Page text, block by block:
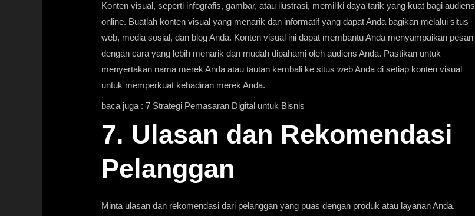
Konten visual, seperti infografis, gambar, atau ilustrasi, memiliki daya tarik yang kuat bagi audiens
online. Buatlah konten visual yang menarik dan informatif yang dapat Anda bagikan melalui situs
web, media sosial, dan blog Anda. Konten visual ini dapat membantu Anda menyampaikan pesan
dengan cara yang lebih menarik dan mudah dipahami oleh audiens Anda. Pastikan untuk
menyertakan nama merek Anda atau tautan kembali ke situs web Anda di setiap konten visual
untuk memperkuat kehadiran merek Anda.
baca juga :7 Strategi Pemasaran Digital untuk Bisnis
7. Ulasan dan Rekomendasi
Pelanggan
Minta ulasan dan rekomendasi dari pelanggan yang puas dengan produk atau layanan Anda.